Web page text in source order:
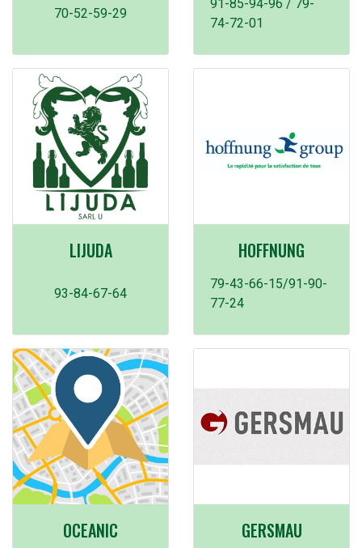
70-52-59-29
91-85-94-96 / 79-
74-72-01
LIJUDA
93-84-67-64
HOFFNUNG
79-43-66-15/91-90-
77-24
OCEANIC GERSMAU